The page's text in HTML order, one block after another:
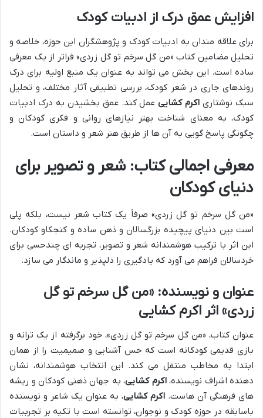
افزایش عمق درک از ادبیات کودک
برای علاقه مندان به ادبیات کودک و پژوهشگران این حوزه، خلاصه و
تحلیل مضامین کتاب «من گل سرخم تو گل زردی» فراتر از یک معرفی
ساده است. این بخش می تواند به عنوان یک منبع اولیه برای درک
روندهای جاری در شعر کودک، بررسی تطبیقی آثار مختلف، و تحلیل
سبک نوشتاری اکرم کشاییعمل کند. عمق بخشیدن به درک ادبیات
کودک، به معنای شناخت بهتر نیازهای روانی و فکری کودکان و
چگونگی پاسخ گویی به آن ها از طریق هنر شعر و داستان است.
معرفی اجمالی کتاب: شعر و تصویر برای
دنیای کودکان
«من گل سرخم تو گل زردی» صرفاً یک کتاب شعر نیست، بلکه پلی
است بین دنیای پیچیده بزرگسالان و ذهن ساده و کنجکاو کودکان.
این اثر با ترکیب هوشمندانه شعر و تصویر، تجربه ای چندحسی برای
خردسالان فراهم می آورد که یادگیری را دلپذیر و ماندگار می سازد.
عنوان و نویسنده: «من گل سرخم تو گل
زردی» اثر اکرم کشایی
عنوان کتاب، «من گل سرخم تو گل زردی»، خود برگرفته از یک ترانه و
بازی قدیمی کودکانه است که حس آشنایی و صمیمیت را از همان
ابتدا به مخاطب منتقل می کند. این انتخاب هوشمندانه، نشان
دهنده اشراف نویسنده،اکرم کشایی، به جهان ذهنی کودکان و ریشه
های فرهنگی آن هاست. اکرم کشایی، به عنوان یک شاعر و نویسنده
باسابقه در حوزه کودک و نوجوان، توانسته است با تکیه بر تجربیات